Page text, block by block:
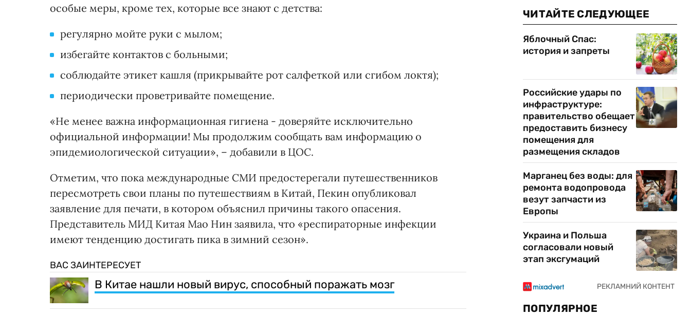
особые меры, кроме тех, которые все знают с детства:
регулярно мойте руки с мылом;
избегайте контактов с больными;
соблюдайте этикет кашля (прикрывайте рот салфеткой или сгибом локтя);
периодически проветривайте помещение.
«Не менее важна информационная гигиена - доверяйте исключительно
официальной информации! Мы продолжим сообщать вам информацию о
эпидемиологической ситуации», – добавили в ЦОС.
Отметим, что пока международные СМИ предостерегали путешественников
пересмотреть свои планы по путешествиям в Китай, Пекин опубликовал
заявление для печати, в котором объяснил причины такого опасения.
Представитель МИД Китая Мао Нин заявила, что «респираторные инфекции
имеют тенденцию достигать пика в зимний сезон».
ВАС ЗАИНТЕРЕСУЕТ
В Китае нашли новый вирус, способный поражать мозг
ЧИТАЙТЕ СЛЕДУЮЩЕЕ
Яблочный Спас:
история и запреты
Российские удары по
инфраструктуре:
правительство обещает
предоставить бизнесу
помещения для
размещения складов
Марганец без воды: для
ремонта водопровода
везут запчасти из
Европы
Украина и Польша
согласовали новый
этап эксгумаций
ПОПУЛЯРНОЕ